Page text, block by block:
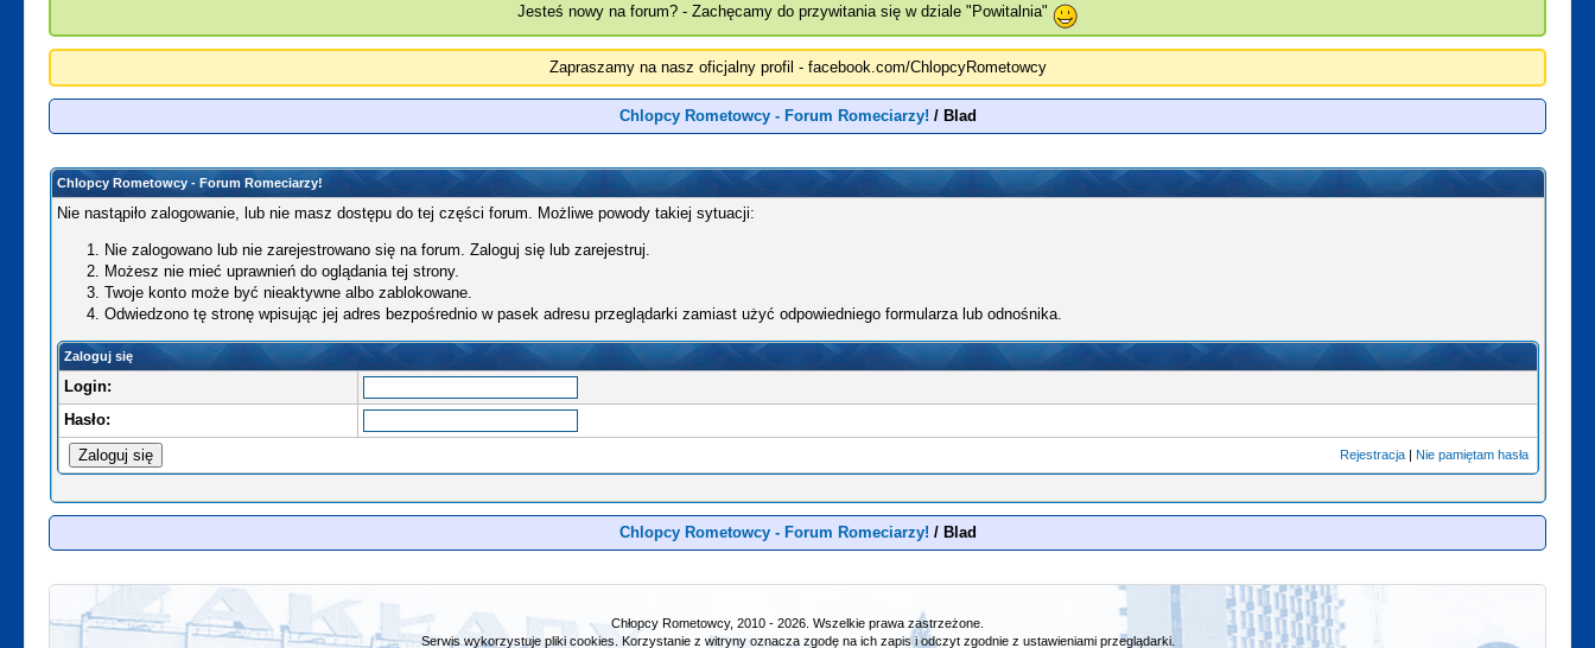
Jesteś nowy na forum? - Zachęcamy do przywitania się w dziale "Powitalnia"
Zapraszamy na nasz oficjalny profil - facebook.com/ChlopcyRometowcy
Chlopcy Rometowcy - Forum Romeciarzy! / Blad
Chlopcy Rometowcy - Forum Romeciarzy!
Nie nastąpiło zalogowanie, lub nie masz dostępu do tej części forum. Możliwe powody takiej sytuacji:
Nie zalogowano lub nie zarejestrowano się na forum. Zaloguj się lub zarejestruj.
Możesz nie mieć uprawnień do oglądania tej strony.
Twoje konto może być nieaktywne albo zablokowane.
Odwiedzono tę stronę wpisując jej adres bezpośrednio w pasek adresu przeglądarki zamiast użyć odpowiedniego formularza lub odnośnika.
Zaloguj się
Login:
Hasło:
Rejestracja| Nie pamiętam hasła
Chlopcy Rometowcy - Forum Romeciarzy! / Blad
Chłopcy Rometowcy, 2010 - 2026. Wszelkie prawa zastrzeżone.
Serwis wykorzystuje pliki cookies. Korzystanie z witryny oznacza zgodę na ich zapis i odczyt zgodnie z ustawieniami przeglądarki.